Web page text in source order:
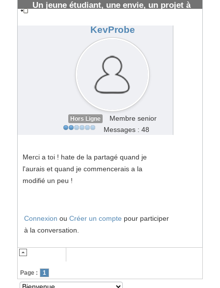
Un jeune étudiant, une envie, un projet à
KevProbe
Hors Ligne
Membre senior
Messages : 48
Merci a toi ! hate de la partagé quand je
l'aurais et quand je commencerais a la
modifié un peu !
Connexion ou Créer un compte pour participer
à la conversation.
Page : 1